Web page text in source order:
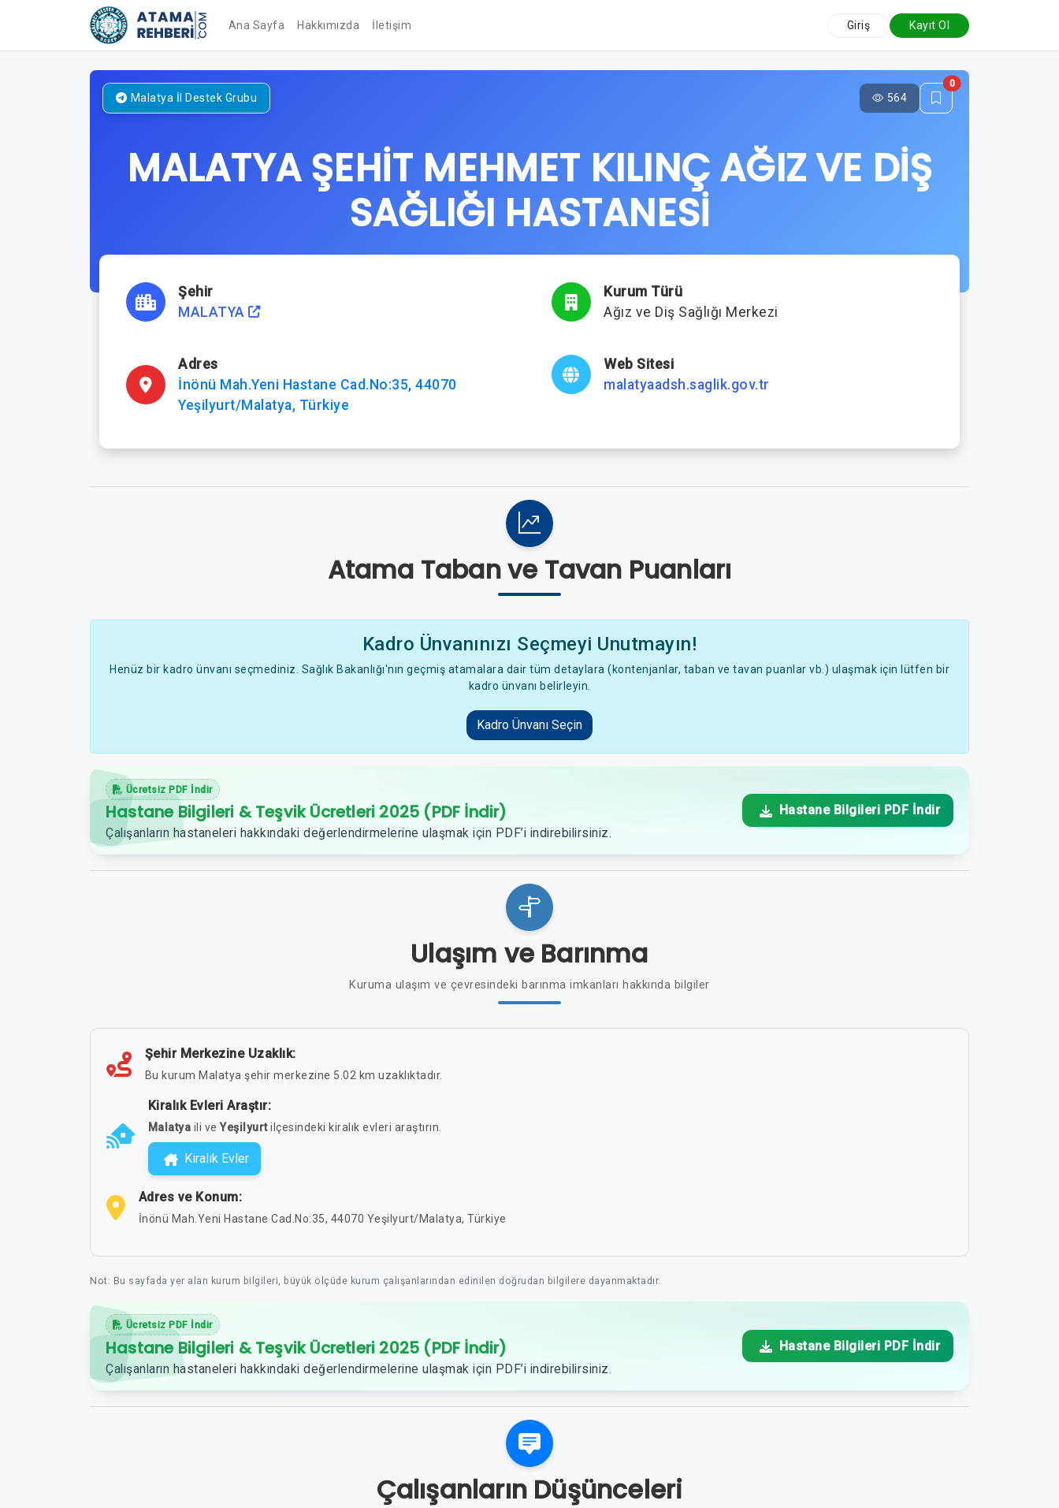
Ana Sayfa Hakkımızda İletişim Giriş Kayıt Ol
MALATYA ŞEHİT MEHMET KILINÇ AĞIZ VE DİŞ
SAĞLIĞI HASTANESİ
Malatya İl Destek Grubu 564
0
Şehir
MALATYA
Kurum Türü
Ağız ve Diş Sağlığı Merkezi
Adres
İnönü Mah.Yeni Hastane Cad.No:35, 44070
Yeşilyurt/Malatya, Türkiye
Web Sitesi
malatyaadsh.saglik.gov.tr
Atama Taban ve Tavan Puanları
Kadro Ünvanınızı Seçmeyi Unutmayın!
Henüz bir kadro ünvanı seçmediniz. Sağlık Bakanlığı'nın geçmiş atamalara dair tüm detaylara (kontenjanlar, taban ve tavan puanlar vb.) ulaşmak için lütfen bir
kadro ünvanı belirleyin.
Kadro Ünvanı Seçin
Ücretsiz PDF İndir
Hastane Bilgileri & Teşvik Ücretleri 2025 (PDF İndir)
Çalışanların hastaneleri hakkındaki değerlendirmelerine ulaşmak için PDF’i indirebilirsiniz.
Hastane Bilgileri PDF İndir
Ulaşım ve Barınma
Kuruma ulaşım ve çevresindeki barınma imkanları hakkında bilgiler
Şehir Merkezine Uzaklık:
Bu kurum Malatya şehir merkezine 5.02 km uzaklıktadır.
Kiralık Evleri Araştır:
Malatya ili ve Yeşilyurtilçesindeki kiralık evleri araştırın.
Kiralık Evler
Adres ve Konum:
İnönü Mah.Yeni Hastane Cad.No:35, 44070 Yeşilyurt/Malatya, Türkiye
Not: Bu sayfada yer alan kurum bilgileri, büyük ölçüde kurum çalışanlarından edinilen doğrudan bilgilere dayanmaktadır.
Ücretsiz PDF İndir
Hastane Bilgileri & Teşvik Ücretleri 2025 (PDF İndir)
Çalışanların hastaneleri hakkındaki değerlendirmelerine ulaşmak için PDF’i indirebilirsiniz.
Hastane Bilgileri PDF İndir
Çalışanların Düşünceleri